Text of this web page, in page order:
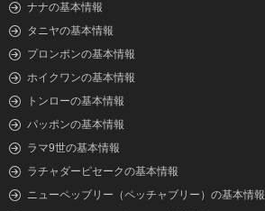
ナナの基本情報
タニヤの基本情報
プロンポンの基本情報
ホイクワンの基本情報
トンローの基本情報
パッポンの基本情報
ラマ9世の基本情報
ラチャダーピセークの基本情報
ニューペッブリー（ペッチャブリー）の基本情報